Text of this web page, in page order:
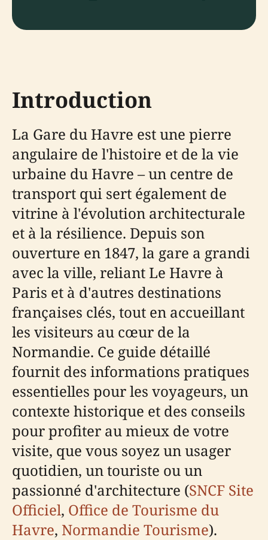
Introduction
La Gare du Havre est une pierre
angulaire de l'histoire et de la vie
urbaine du Havre – un centre de
transport qui sert également de
vitrine à l'évolution architecturale
et à la résilience. Depuis son
ouverture en 1847, la gare a grandi
avec la ville, reliant Le Havre à
Paris et à d'autres destinations
françaises clés, tout en accueillant
les visiteurs au cœur de la
Normandie. Ce guide détaillé
fournit des informations pratiques
essentielles pour les voyageurs, un
contexte historique et des conseils
pour profiter au mieux de votre
visite, que vous soyez un usager
quotidien, un touriste ou un
passionné d'architecture (SNCF Site
Officiel, Office de Tourisme du
Havre, Normandie Tourisme).